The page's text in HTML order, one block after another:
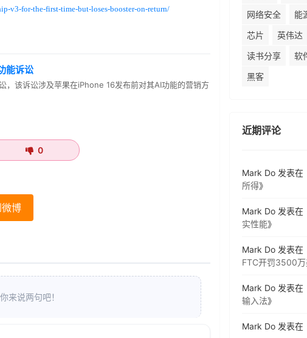
v3-for-the-first-time-but-loses-booster-on-return/
能诉讼
，该诉讼涉及苹果在iPhone 16发布前对其AI功能的营销方
0
博
来说两句吧！
网络安全
能
芯片
英伟达
读书分享
软
黑客
近期评论
Mark Do 发表在
所得》
Mark Do 发表在
实性能》
Mark Do 发表在
FTC开罚3500
Mark Do 发表在
输入法》
Mark Do 发表在